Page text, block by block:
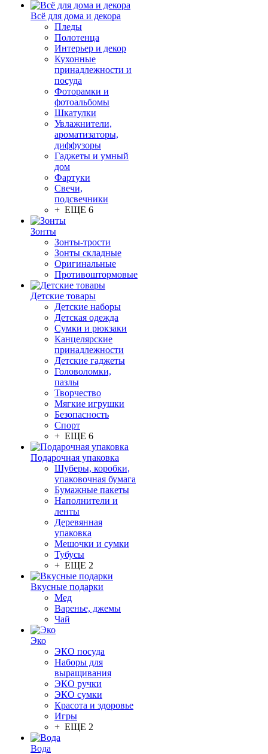
Всё для дома и декора
Пледы
Полотенца
Интерьер и декор
Кухонные
принадлежности и
посуда
Фоторамки и
фотоальбомы
Шкатулки
Увлажнители,
ароматизаторы,
диффузоры
Гаджеты и умный
дом
Фартуки
Свечи,
подсвечники
+ ЕЩЕ 6
Зонты
Зонты-трости
Зонты складные
Оригинальные
Противоштормовые
Детские товары
Детские наборы
Детская одежда
Сумки и рюкзаки
Канцелярские
принадлежности
Детские гаджеты
Головоломки,
пазлы
Творчество
Мягкие игрушки
Безопасность
Спорт
+ ЕЩЕ 6
Подарочная упаковка
Шуберы, коробки,
упаковочная бумага
Бумажные пакеты
Наполнители и
ленты
Деревянная
упаковка
Мешочки и сумки
Тубусы
+ ЕЩЕ 2
Вкусные подарки
Мед
Варенье, джемы
Чай
Эко
ЭКО посуда
Наборы для
выращивания
ЭКО ручки
ЭКО сумки
Красота и здоровье
Игры
+ ЕЩЕ 2
Вода